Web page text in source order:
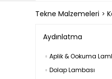
Tekne Malzemeleri
Aydınlatma
Aplik & Ookuma
Dolap Lambası